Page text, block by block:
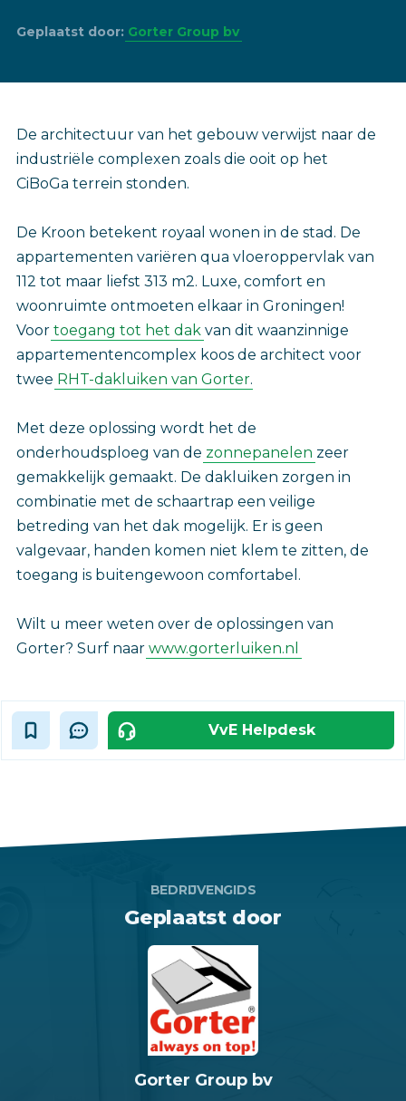
Geplaatst door: Gorter Group bv
De architectuur van het gebouw verwijst naar de
industriële complexen zoals die ooit op het
CiBoGa terrein stonden.
De Kroon betekent royaal wonen in de stad. De
appartementen variëren qua vloeroppervlak van
112 tot maar liefst 313 m2. Luxe, comfort en
woonruimte ontmoeten elkaar in Groningen!
Voor toegang tot het dak van dit waanzinnige
appartementencomplex koos de architect voor
twee RHT-dakluiken van Gorter.
Met deze oplossing wordt het de
onderhoudsploeg van de zonnepanelen zeer
gemakkelijk gemaakt. De dakluiken zorgen in
combinatie met de schaartrap een veilige
betreding van het dak mogelijk. Er is geen
valgevaar, handen komen niet klem te zitten, de
toegang is buitengewoon comfortabel.
Wilt u meer weten over de oplossingen van
Gorter? Surf naar www.gorterluiken.nl
VvE Helpdesk
BEDRIJVENGIDS
Geplaatst door
Gorter Group bv